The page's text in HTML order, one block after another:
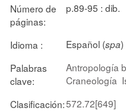
Número de
páginas:
p.89-95 : dib.
Idioma : Español (spa)
Palabras
clave:
Antropología
Craneología
Clasificación:572.72[649]